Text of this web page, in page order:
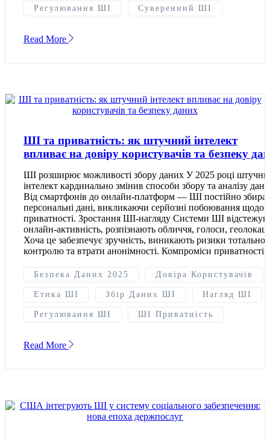
Регулювання ШІ Суверенний ШІ
Read More
ШІ та приватність: як штучний інтелект
впливає на довіру користувачів та безпеку
ШІ розширює можливості збору даних У 2025 році
інтелект кардинально змінив способи збору та аналізу
Від смартфонів до онлайн-платформ — ШІ постійно збирає
персональні дані, викликаючи серйозні побоювання щодо
приватності. Зростання ШІ-нагляду Системи ШІ
онлайн-активність, розпізнають обличчя, голоси,
Хоча це забезпечує зручність, виникають ризики
контролю та втрати анонімності. Компроміси
Безпека Даних 2025 Довіра Користувачів
Етика ШІ Збір Даних ШІ Нагляд ШІ
Регулювання ШІ ШІ Приватність
Read More